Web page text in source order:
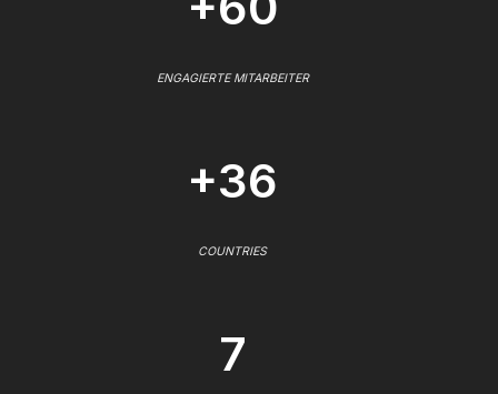
ENGAGIERTE MITARBEITER
+36
COUNTRIES
7